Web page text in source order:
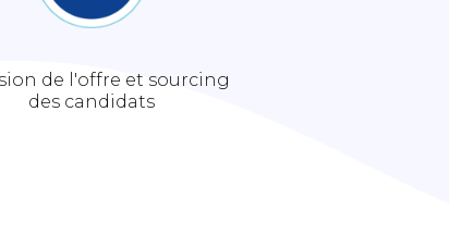
de l'offre et sourcing
des candidats